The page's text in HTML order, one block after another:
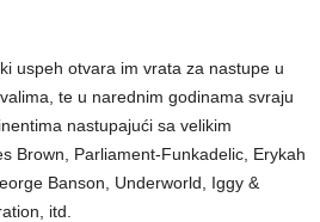
uspeh otvara im vrata za nastupe u
te u narednim godinama svraju
nastupajući sa velikim
Brown, Parliament-Funkadelic, Erykah
Banson, Underworld, Iggy &
itd.